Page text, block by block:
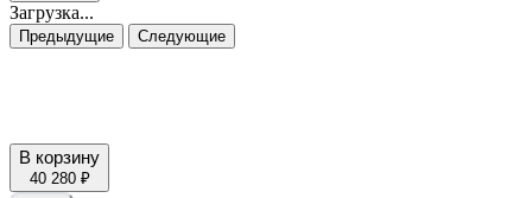
Загрузка...
Предыдущие Следующие
В корзину
40 280 ₽